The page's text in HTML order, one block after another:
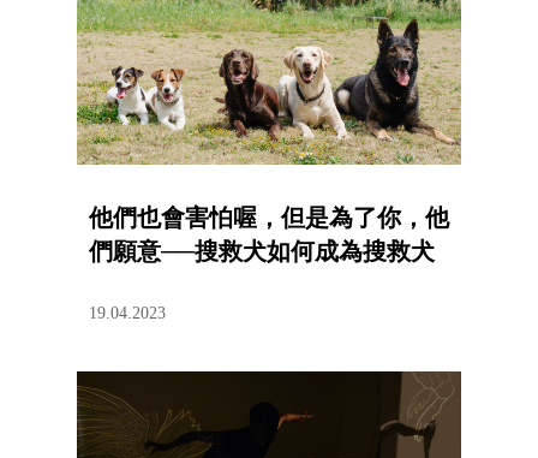
他們也會害怕喔，但是為了你，他
們願意──搜救犬如何成為搜救犬
19.04.2023